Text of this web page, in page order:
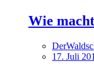
Wie
17. Juli